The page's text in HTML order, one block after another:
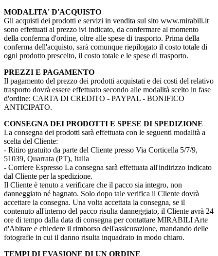
MODALITA' D'ACQUISTO
Gli acquisti dei prodotti e servizi in vendita sul sito www.mirabili.it
sono effettuati al prezzo ivi indicato, da confermare al momento
della conferma d'ordine, oltre alle spese di trasporto. Prima della
conferma dell'acquisto, sarà comunque riepilogato il costo totale di
ogni prodotto prescelto, il costo totale e le spese di trasporto.
PREZZI E PAGAMENTO
Il pagamento del prezzo dei prodotti acquistati e dei costi del relativo
trasporto dovrà essere effettuato secondo alle modalità scelto in fase
d'ordine: CARTA DI CREDITO - PAYPAL - BONIFICO
ANTICIPATO.
CONSEGNA DEI PRODOTTI E SPESE DI SPEDIZIONE
La consegna dei prodotti sarà effettuata con le seguenti modalità a
scelta del Cliente:
- Ritiro gratuito da parte del Cliente presso Via Corticella 5/7/9,
51039, Quarrata (PT), Italia
- Corriere Espresso La consegna sarà effettuata all'indirizzo indicato
dal Cliente per la spedizione.
Il Cliente è tenuto a verificare che il pacco sia integro, non
danneggiato né bagnato. Solo dopo tale verifica il Cliente dovrà
accettare la consegna. Una volta accettata la consegna, se il
contenuto all'interno del pacco risulta danneggiato, il Cliente avrà 24
ore di tempo dalla data di consegna per contattare MIRABILI Arte
d'Abitare e chiedere il rimborso dell'assicurazione, mandando delle
fotografie in cui il danno risulta inquadrato in modo chiaro.
TEMPI DI EVASIONE DI UN ORDINE